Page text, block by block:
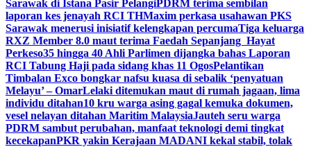
Sarawak di Istana Pasir PelangiPDRM terima sembilan
laporan kes jenayah RCI THMaxim perkasa usahawan PKS
Sarawak menerusi inisiatif kelengkapan percumaTiga keluarga
RXZ Member 8.0 maut terima Faedah Sepanjang Hayat
Perkeso35 hingga 40 Ahli Parlimen dijangka bahas Laporan
RCI Tabung Haji pada sidang khas 11 OgosPelantikan
Timbalan Exco bongkar nafsu kuasa di sebalik ‘penyatuan
Melayu’ – OmarLelaki ditemukan maut di rumah jagaan, lima
individu ditahan10 kru warga asing gagal kemuka dokumen,
vesel nelayan ditahan Maritim MalaysiaJauteh seru warga
PDRM sambut perubahan, manfaat teknologi demi tingkat
kecekapanPKR yakin Kerajaan MADANI kekal stabil, tolak